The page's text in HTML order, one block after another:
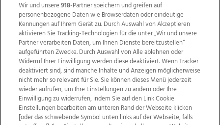
Wir über uns Mediadaten Kontakt
Jobs
Wir und unsere918-Partner speichern und greifen auf
personenbezogene Daten wie Browserdaten oder eindeutige
Kennungen auf Ihrem Gerät zu. Durch Auswahl von Akzeptieren
aktivieren Sie Tracking-Technologien für die unter „Wir und unsere
Partner verarbeiten Daten, um Ihnen Dienste bereitzustellen“
aufgeführten Zwecke. Durch Auswahl von Alle ablehnen oder
Widerruf Ihrer Einwilligung werden diese deaktiviert. Wenn Tracker
deaktiviert sind, sind manche Inhalte und Anzeigen möglicherweise
nicht mehr so relevant für Sie. Sie können dieses Menü jederzeit
wieder aufrufen, um Ihre Einstellungen zu ändern oder Ihre
Einwilligung zu widerrufen, indem Sie auf den Link Cookie
Einstellungen bearbeiten am unteren Rand der Webseite klicken
[oder das schwebende Symbol unten links auf der Webseite, falls